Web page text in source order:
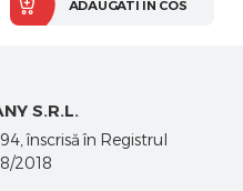
ADAUGATI IN COS
S.R.L.
înscrisă în Registrul
2018